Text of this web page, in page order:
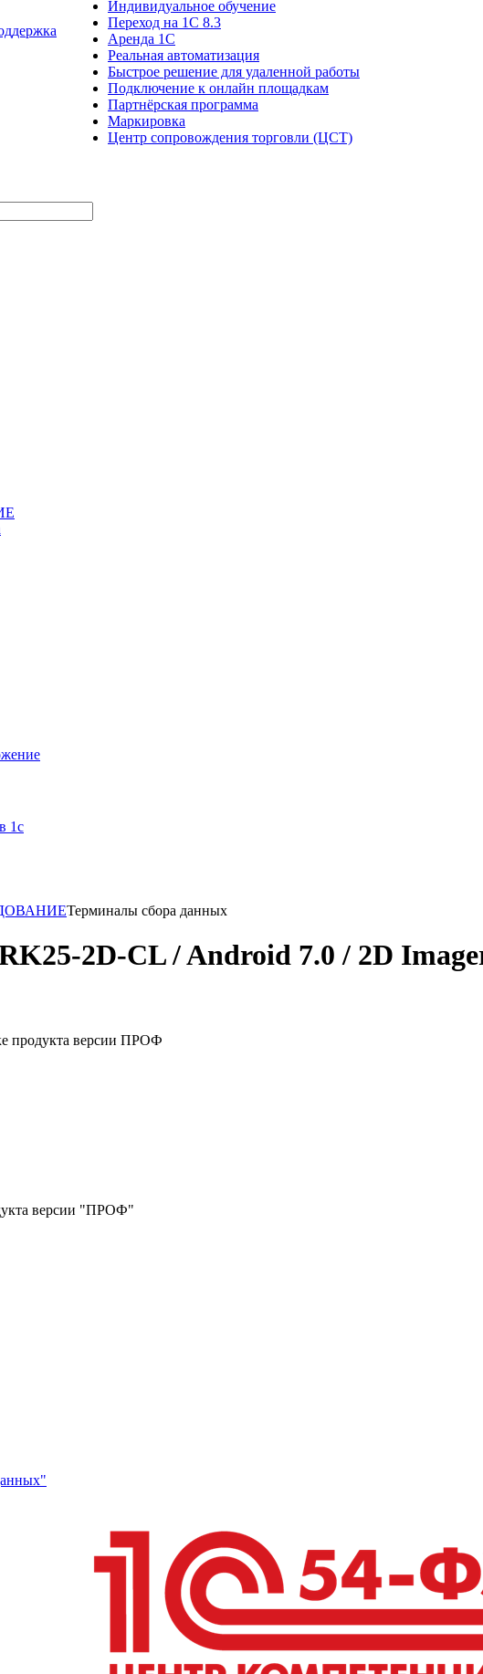
Индивидуальное обучение
Переход на 1С 8.3
Аренда 1С
Реальная автоматизация
Быстрое решение для удаленной работы
Подключение к онлайн площадкам
Партнёрская программа
Маркировка
Центр сопровождения торговли (ЦСТ)
1с
Терминалы сбора данных
2D-CL / Android 7.0 / 2D
продукта версии ПРОФ
версии "ПРОФ"